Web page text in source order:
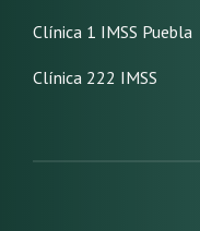
Clínica 1 IMSS Puebla
Clínica 222 IMSS